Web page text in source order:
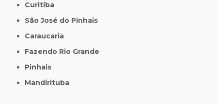
Curitiba
São José do Pinhais
Caraucaria
Fazendo Rio Grande
Pinhais
Mandirituba